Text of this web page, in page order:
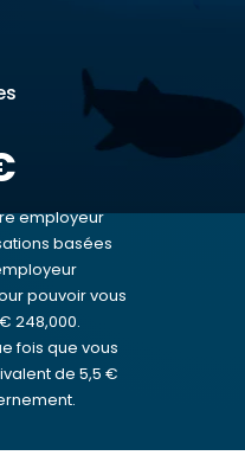
employeur
basées
pouvoir vous
248,000.
fois que vous
de 5,5 €